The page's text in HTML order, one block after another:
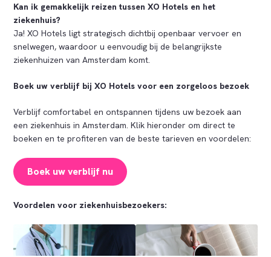
Kan ik gemakkelijk reizen tussen XO Hotels en het
ziekenhuis?
Ja! XO Hotels ligt strategisch dichtbij openbaar vervoer en
snelwegen, waardoor u eenvoudig bij de belangrijkste
ziekenhuizen van Amsterdam komt.
Boek uw verblijf bij XO Hotels voor een zorgeloos bezoek
Verblijf comfortabel en ontspannen tijdens uw bezoek aan
een ziekenhuis in Amsterdam. Klik hieronder om direct te
boeken en te profiteren van de beste tarieven en voordelen:
Boek uw verblijf nu
Voordelen voor ziekenhuisbezoekers: